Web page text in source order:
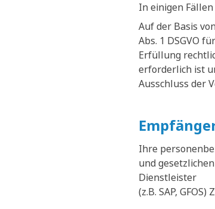
In einigen
Auf der Basis
Abs. 1 DSGVO
Erfüllung
erforderlich ist
Ausschluss der
Ihre
und
Dienstleister
(z.B. SAP,